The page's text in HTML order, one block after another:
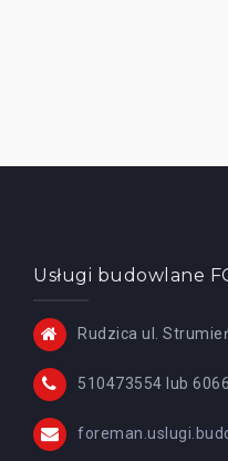
Usługi budowlane
Rudzica ul.
510473554 lub